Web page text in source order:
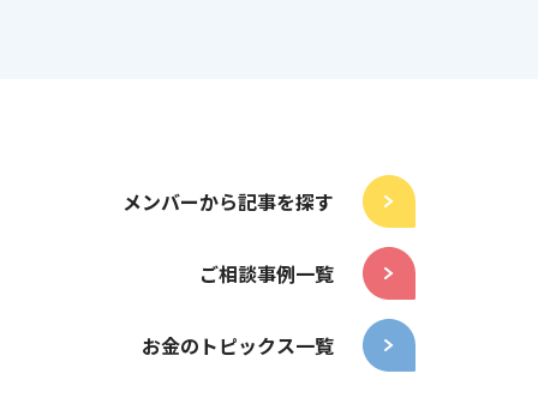
メンバーから記事を探す
ご相談事例一覧
お金のトピックス一覧